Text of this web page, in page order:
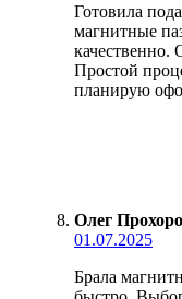
Готовила
магнитные
качественно.
Простой
планирую
Олег
01.07.2025
Брала